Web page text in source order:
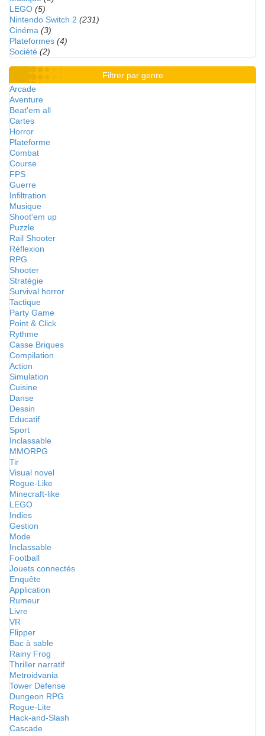
LEGO (5)
Nintendo Switch 2 (231)
Cinéma (3)
Plateformes (4)
Société (2)
Filtrer par genre
Arcade
Aventure
Beat'em all
Cartes
Horror
Plateforme
Combat
Course
FPS
Guerre
Infiltration
Musique
Shoot'em up
Puzzle
Rail Shooter
Réflexion
RPG
Shooter
Stratégie
Survival horror
Tactique
Party Game
Point & Click
Rythme
Casse Briques
Compilation
Action
Simulation
Cuisine
Danse
Dessin
Educatif
Sport
Inclassable
MMORPG
Tir
Visual novel
Rogue-Like
Minecraft-like
LEGO
Indies
Gestion
Mode
Inclassable
Football
Jouets connectés
Enquête
Application
Rumeur
Livre
VR
Flipper
Bac à sable
Rainy Frog
Thriller narratif
Metroidvania
Tower Defense
Dungeon RPG
Rogue-Lite
Hack-and-Slash
Cascade